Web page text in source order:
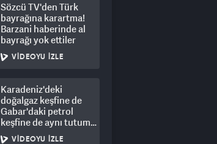
Sözcü TV'den Türk
bayrağına karartma!
Barzani haberinde al
bayrağı yok ettiler
VIDEOYU İZLE
Karadeniz'deki
doğalgaz keşfine de
Gabar'daki petrol
keşfine de aynı tutum!
Dalga geçtiler
VIDEOYU İZLE